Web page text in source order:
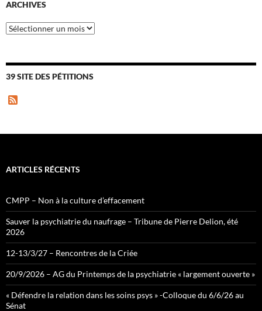
ARCHIVES
Archives
39 SITE DES PÉTITIONS
ARTICLES RÉCENTS
CMPP – Non à la culture d’effacement
Sauver la psychiatrie du naufrage – Tribune de Pierre Delion, été
2026
12-13/3/27 – Rencontres de la Criée
20/9/2026 – AG du Printemps de la psychiatrie « largement ouverte »
« Défendre la relation dans les soins psys » -Colloque du 6/6/26 au
Sénat